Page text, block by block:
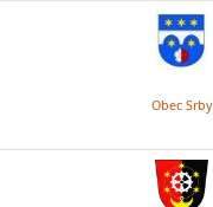
Obec Srby